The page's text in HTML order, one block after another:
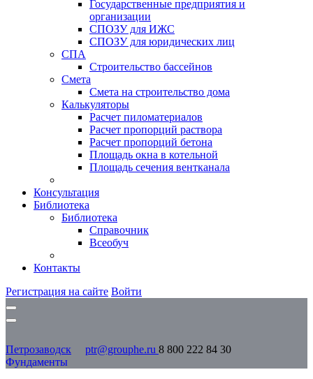
Государственные предприятия и
организации
СПОЗУ для ИЖС
СПОЗУ для юридических лиц
СПА
Строительство бассейнов
Смета
Смета на строительство дома
Калькуляторы
Расчет пиломатериалов
Расчет пропорций раствора
Расчет пропорций бетона
Площадь окна в котельной
Площадь сечения вентканала
Консультация
Библиотека
Библиотека
Справочник
Всеобуч
Контакты
Регистрация на сайте Войти
Петрозаводск ptr@grouphe.ru 8 800 222 84 30
Фундаменты